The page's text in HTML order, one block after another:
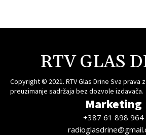
RTV GLAS
Copyright © 2021. RTV Glas Drine Sva prava
preuzimanje sadržaja bez dozvole izdavača.
Marketing
+387 61 898 964